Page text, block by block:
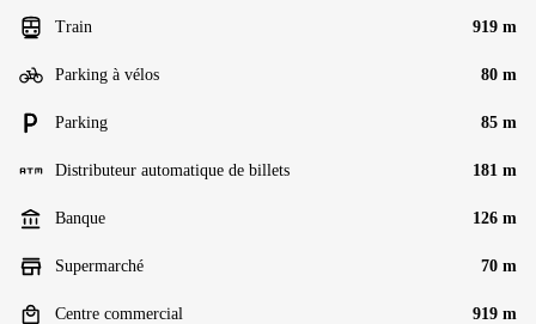
Train 919 m
Parking à vélos 80 m
Parking 85 m
Distributeur automatique de billets 181 m
Banque 126 m
Supermarché 70 m
Centre commercial 919 m